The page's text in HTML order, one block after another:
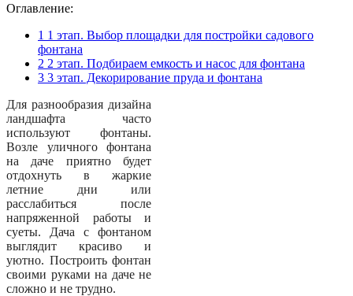
Оглавление:
1 1 этап. Выбор площадки для постройки садового
фонтана
2 2 этап. Подбираем емкость и насос для фонтана
3 3 этап. Декорирование пруда и фонтана
Для разнообразия дизайна
ландшафта часто
используют фонтаны.
Возле уличного фонтана
на даче приятно будет
отдохнуть в жаркие
летние дни или
расслабиться после
напряженной работы и
суеты. Дача с фонтаном
выглядит красиво и
уютно. Построить фонтан
своими руками на даче не
сложно и не трудно.